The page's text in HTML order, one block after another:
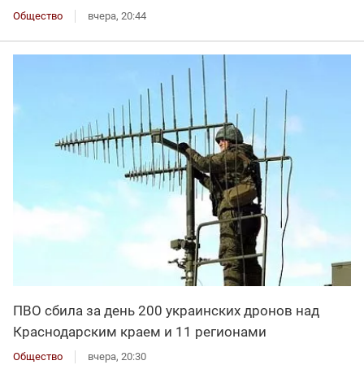
Общество вчера, 20:44
ПВО сбила за день 200 украинских дронов над
Краснодарским краем и 11 регионами
Общество вчера, 20:30